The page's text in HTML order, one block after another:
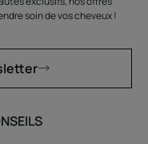
soin de vos cheveux !